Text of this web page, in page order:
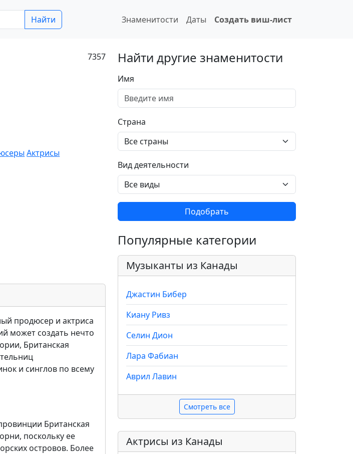
Найти Знаменитости Даты Создать виш-лист
7357
Актрисы
продюсер и актриса
может создать нечто
Британская
и синглов по всему
Британская
поскольку ее
островов. Более
Найти другие знаменитости
Имя
Страна
Вид деятельности
Подобрать
Популярные категории
Музыканты из Канады
Джастин Бибер
Киану Ривз
Селин Дион
Лара Фабиан
Аврил Лавин
Смотреть все
Актрисы из Канады